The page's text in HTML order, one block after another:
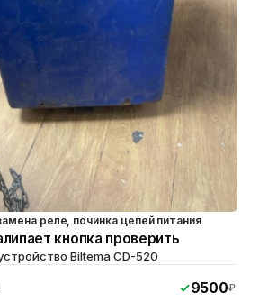
реле, починка цепей питания
кнопка проверить
Biltema CD-520
9500₽